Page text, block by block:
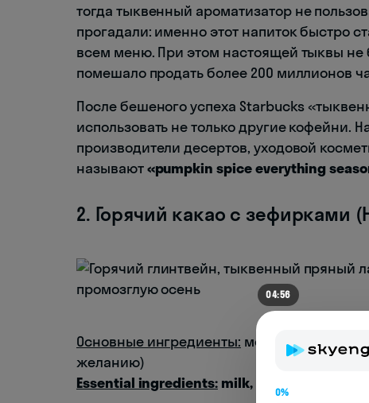
тогда тыквенный ароматизатор не
прогадали: именно этот напиток быстро
всем меню. При этом настоящей тыквы не
помешало продать более 200 миллионов
После бешеного успеха Starbucks
использовать не только другие кофейни.
производители десертов, уходовой
называют«pumpkin spice everything
2. Горячий какао с зефирками
Основные ингредиенты: молоко, какао-
желанию)
Essential ingredients:milk, cocoa powder,
04:56
0%